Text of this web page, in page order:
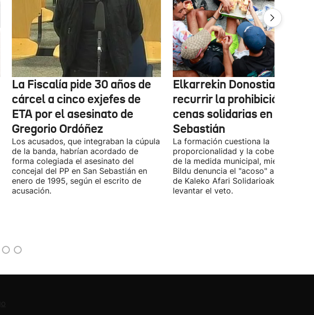
La Fiscalía pide 30 años de
cárcel a cinco exjefes de
ETA por el asesinato de
Gregorio Ordóñez
Los acusados, que integraban la cúpula
de la banda, habrían acordado de
forma colegiada el asesinato del
concejal del PP en San Sebastián en
enero de 1995, según el escrito de
acusación.
Elkarrekin Donostia
recurrir la prohibición de
cenas solidarias en San
Sebastián
La formación cuestiona la
proporcionalidad y la cobertura
de la medida municipal, mientras EH
Bildu denuncia el "acoso" a
de Kaleko Afari Solidarioak y pide
levantar el veto.